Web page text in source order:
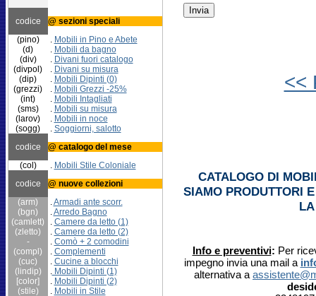
codice
@ sezioni speciali
(pino)
. Mobili in Pino e Abete
(d)
. Mobili da bagno
(div)
. Divani fuori catalogo
(divpol)
. Divani su misura
(dip)
. Mobili Dipinti (0)
(grezzi)
. Mobili Grezzi -25%
(int)
. Mobili Intagliati
(sms)
. Mobili su misura
(larov)
. Mobili in noce
(sogg)
. Soggiorni, salotto
codice
@ catalogo del mese
(col)
. Mobili Stile Coloniale
codice
@ nuove collezioni
(arm)
.Armadi ante scorr.
(bgn)
.Arredo Bagno
(camlett)
. Camere da letto (1)
(zletto)
. Camere da letto (2)
-
. Comò + 2 comodini
(compl)
. Complementi
(cuc)
. Cucine a blocchi
(lindip)
.Mobili Dipinti (1)
[color]
. Mobili Dipinti (2)
(stile)
. Mobili in Stile
<<
CATALOGO DI
SIAMO PRODUTTORI
Info e preventivi: Per
impegno invia una mail a
alternativa a